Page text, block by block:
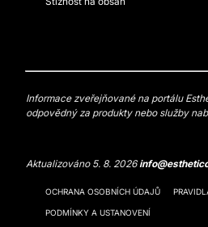
Informace zveřejňované na portálu
odpovědný za produkty nebo služby
Aktualizováno 5. 8. 2026
OCHRANA OSOBNÍCH ÚDAJŮ
PODMÍNKY A USTANOVENÍ